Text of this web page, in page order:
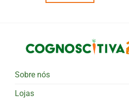
Sobre nós
Lojas